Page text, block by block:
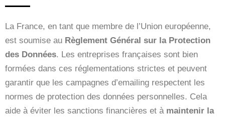
La France, en tant que membre de l’Union européenne,
est soumise au Règlement Général sur la Protection
des Données. Les entreprises françaises sont bien
formées dans ces réglementations strictes et peuvent
garantir que les campagnes d’emailing respectent les
normes de protection des données personnelles. Cela
aide à éviter les sanctions financières et à maintenir la